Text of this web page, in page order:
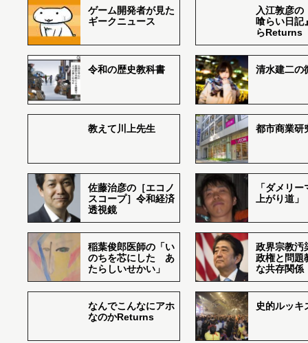
ゲーム開発者が見た
ギークニュース
入江敦彦の
喰らい日記
らReturns
令和の歴史教科書 清水建二の
教えて川上先生 都市商業研
佐藤治彦の［エコノ
スコープ］令和経済
透視鏡
「ダメリ
上がり道」
稲葉俊郎医師の「い
のちを芯にした あ
たらしいせかい」
政界宗教汚
政権と問題
な共存関係
なんでこんなにアホ
なのかReturns
史的ルッキ